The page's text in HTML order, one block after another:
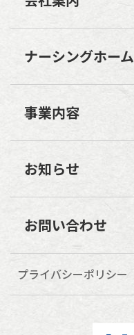
ナーシングホーム
事業内容
お知らせ
お問い合わせ
プライバシーポリシー